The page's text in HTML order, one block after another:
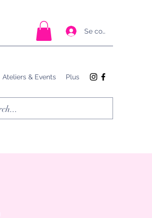
Se connecter
Ateliers & Events Plus